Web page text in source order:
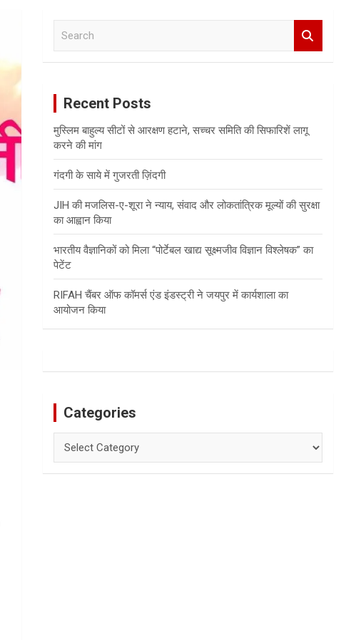
Recent Posts
मुस्लिम बाहुल्य सीटों से आरक्षण हटाने, सच्चर समिति की सिफारिशें लागू
करने की मांग
गंदगी के साये में गुजरती ज़िंदगी
JIH की मजलिस-ए-शूरा ने न्याय, संवाद और लोकतांत्रिक मूल्यों की सुरक्षा
का आह्वान किया
भारतीय वैज्ञानिकों को मिला “पोर्टेबल खाद्य सूक्ष्मजीव विज्ञान विश्लेषक” का
पेटेंट
RIFAH चैंबर ऑफ कॉमर्स एंड इंडस्ट्री ने जयपुर में कार्यशाला का
आयोजन किया
Categories